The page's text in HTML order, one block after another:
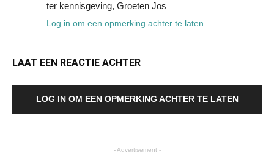
ter kennisgeving, Groeten Jos
Log in om een opmerking achter te laten
LAAT EEN REACTIE ACHTER
LOG IN OM EEN OPMERKING ACHTER TE LATEN
- Advertisement -